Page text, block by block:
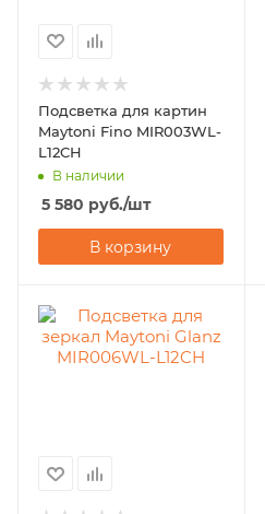
Подсветка для картин
Maytoni Fino MIR003WL-
L12CH
В наличии
5 580 руб./шт
В корзину